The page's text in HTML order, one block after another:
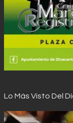
Lo Más Visto Del